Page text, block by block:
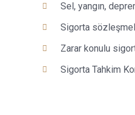
Sel, yangın,
Sigorta
Zarar konulu
Sigorta Tahkim